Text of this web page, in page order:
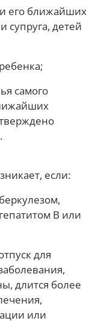
его ближайших
супруга, детей
самого
если:
В или
для
длится более
или